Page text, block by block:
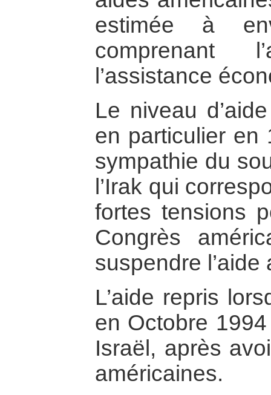
estimée à
comprenant
l’assistance
Le niveau
en particulier en
sympathie du
l’Irak qui
fortes tensions
Congrès
suspendre l’aide
L’aide repris
en Octobre
Israël, après
américaines.